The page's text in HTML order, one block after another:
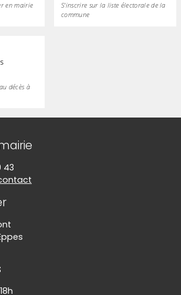
en mairie
S'inscrire sur la liste électorale de la
commune
décès à
de contact
43